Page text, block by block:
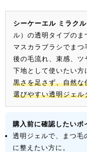
シーケーエル ミラク
ル）の透明タイプのま
マスカラブラシでま
後の毛流れ、束感、ツ
下地として使いたい方
黒さを足さず、自然
選びやすい透明ジェル
購入前に確認したいポ
透明ジェルで、まつ毛
に整えたい方に。